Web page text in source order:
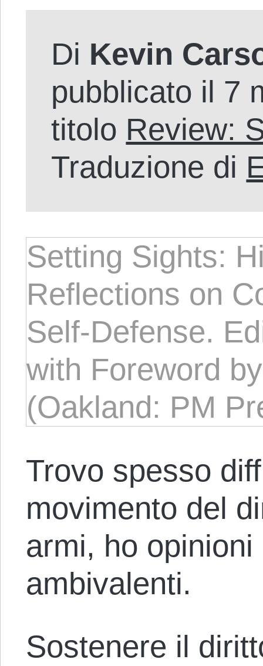
Di Kevin
pubblicato il 7
titolo Review:
Traduzione di
Setting Sights:
Reflections on
Self-Defense.
with Foreword
(Oakland: PM
Trovo spesso
movimento del
armi, ho
ambivalenti.
Sostenere il